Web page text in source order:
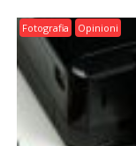
Fotografia Opinioni